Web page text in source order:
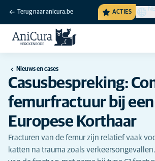
Terug naar anicura.be ACTIES
Nieuws en cases
Casusbespreking:
femurfractuur bij
Europese Korthaar
Fracturen van de femur zijn relatief vaak
katten na trauma zoals